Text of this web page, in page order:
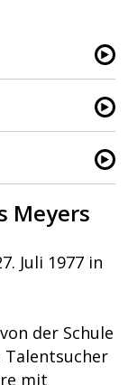
Meyers
Juli 1977 in
der Schule
Talentsucher
mit